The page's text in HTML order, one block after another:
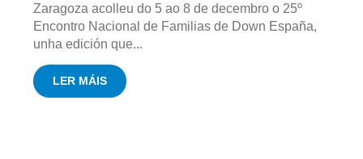
Zaragoza acolleu do 5 ao 8 de decembro o 25º
Encontro Nacional de Familias de Down España,
unha edición que...
LER MÁIS